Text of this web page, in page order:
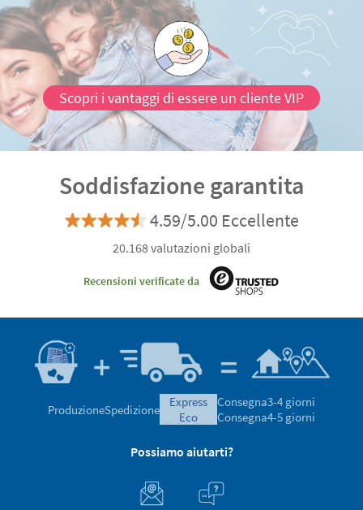
Scopri i vantaggi di essere un cliente VIP
Soddisfazione garantita
4.59/5.00 Eccellente
20.168 valutazioni globali
Recensioni verificate da
ProduzioneSpedizione
express
eco
Consegna3-4 giorni
Consegna4-5 giorni
Possiamo aiutarti?